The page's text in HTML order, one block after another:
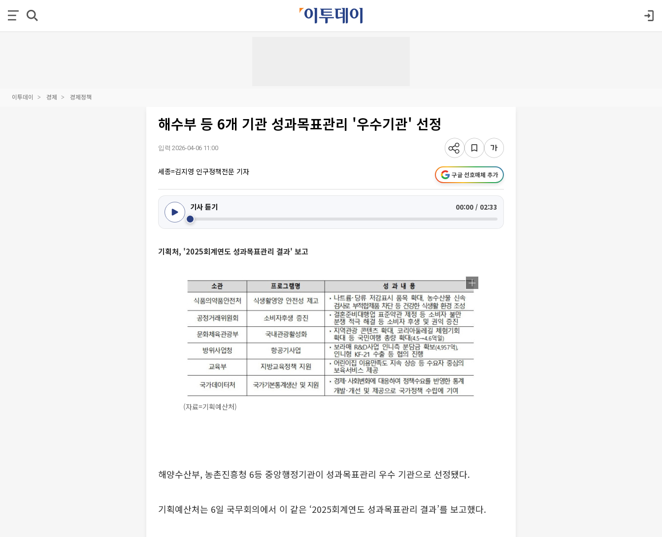
이투데이 경제 경제정책
해수부 등 6개 기관 성과목표관리 '우수기관' 선정
입력 2026-04-06 11:00
세종=김지영 인구정책전문 기자 구글 선호매체 추가
기사 듣기 00:00 / 02:33
기획처, '2025회계연도 성과목표관리 결과' 보고
(자료=기획예산처)
해양수산부, 농촌진흥청 6등 중앙행정기관이 성과목표관리 우수 기관으로 선정됐다.
기획예산처는 6일 국무회의에서 이 같은 ‘2025회계연도 성과목표관리 결과’를 보고했다.